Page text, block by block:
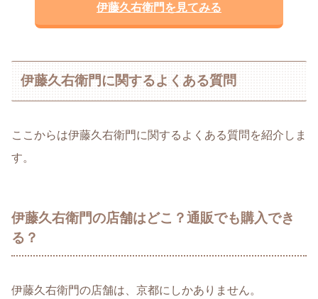
伊藤久右衛門を見てみる
伊藤久右衛門に関するよくある質問
ここからは伊藤久右衛門に関するよくある質問を紹介しま
す。
伊藤久右衛門の店舗はどこ？通販でも購入でき
る？
伊藤久右衛門の店舗は、京都にしかありません。